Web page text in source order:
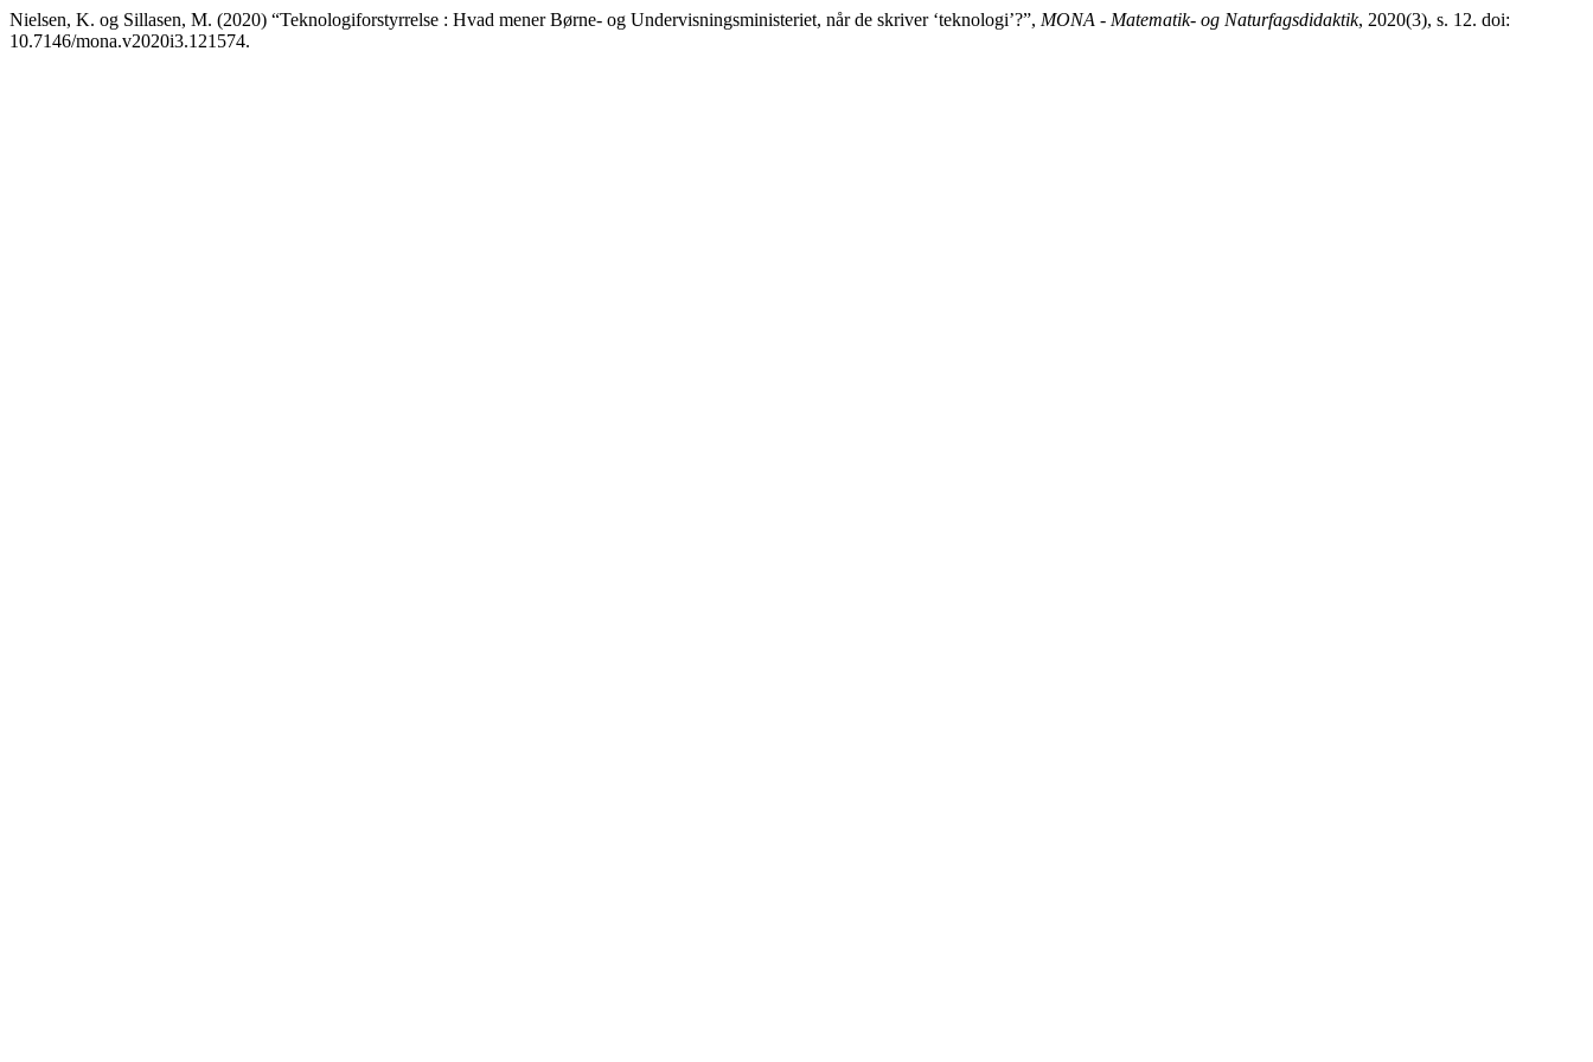
Nielsen, K. og Sillasen, M. (2020) “Teknologiforstyrrelse : Hvad mener Børne- og Undervisningsministeriet, når de skriver ‘teknologi’?”, MONA - Matematik- og Naturfagsdidaktik, 2020(3), s. 12. doi:
10.7146/mona.v2020i3.121574.